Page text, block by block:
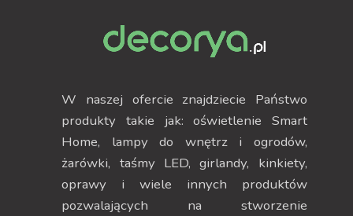
W naszej ofercie znajdziecie Państwo
produkty takie jak: oświetlenie Smart
Home, lampy do wnętrz i ogrodów,
żarówki, taśmy LED, girlandy, kinkiety,
oprawy i wiele innych produktów
pozwalających na stworzenie